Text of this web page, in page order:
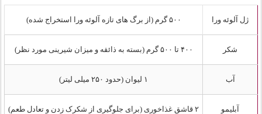
ژل آلوئه ورا ۵۰۰ گرم (از برگ های تازه آلوئه ورا استخراج شده)
شکر ۴۰۰ تا ۵۰۰ گرم (بسته به ذائقه و میزان شیرینی مورد نظر)
آب ۱ لیوان (حدود ۲۵۰ میلی لیتر)
آبلیمو ۲ قاشق غذاخوری (برای جلوگیری از شکرک زدن و تعادل طعم)